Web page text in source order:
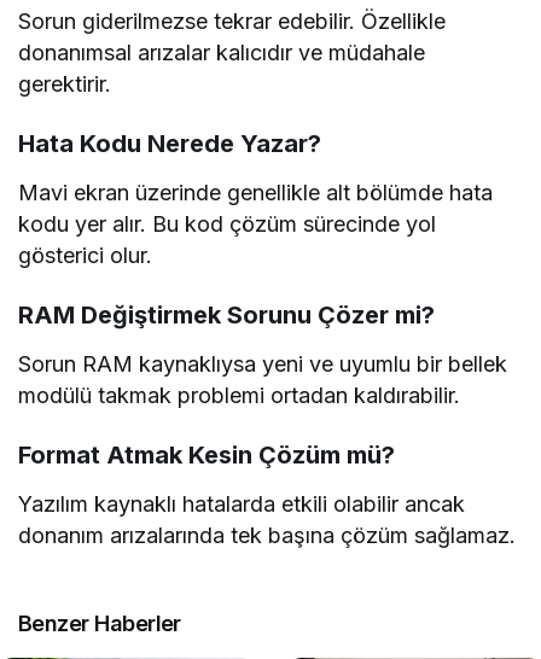
Sorun giderilmezse tekrar edebilir. Özellikle
donanımsal arızalar kalıcıdır ve müdahale
gerektirir.
Hata Kodu Nerede Yazar?
Mavi ekran üzerinde genellikle alt bölümde hata
kodu yer alır. Bu kod çözüm sürecinde yol
gösterici olur.
RAM Değiştirmek Sorunu Çözer mi?
Sorun RAM kaynaklıysa yeni ve uyumlu bir bellek
modülü takmak problemi ortadan kaldırabilir.
Format Atmak Kesin Çözüm mü?
Yazılım kaynaklı hatalarda etkili olabilir ancak
donanım arızalarında tek başına çözüm sağlamaz.
Benzer Haberler